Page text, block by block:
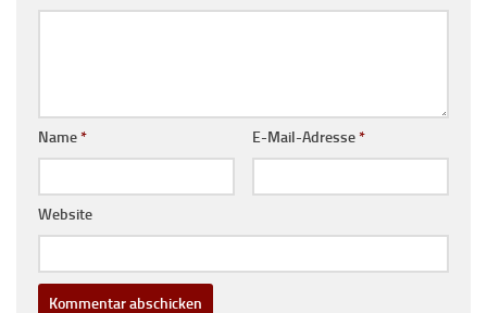
Name* E-Mail-Adresse*
Website